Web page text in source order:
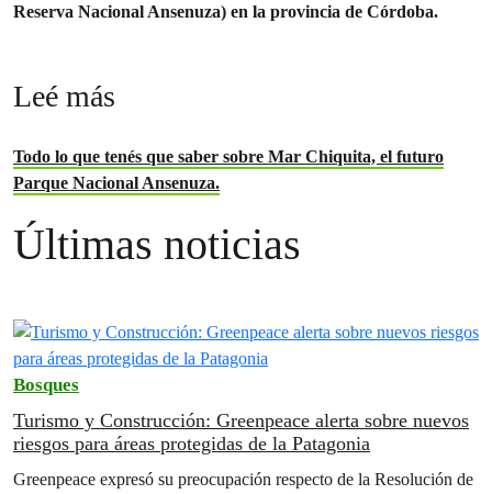
Reserva Nacional Ansenuza) en la provincia de Córdoba.
Leé más
Todo lo que tenés que saber sobre Mar Chiquita, el futuro
Parque Nacional Ansenuza.
Últimas noticias
Bosques
Turismo y Construcción: Greenpeace alerta sobre nuevos
riesgos para áreas protegidas de la Patagonia
Greenpeace expresó su preocupación respecto de la Resolución de